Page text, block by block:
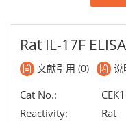
Rat IL-17F
文献引用 (0) 说
Cat No.:
Reactivity:
Rat